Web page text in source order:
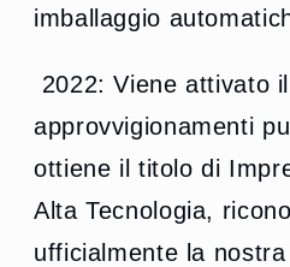
imballaggio
2022: Viene attivato
approvvigionamenti
ottiene il titolo di
Alta Tecnologia,
ufficialmente la